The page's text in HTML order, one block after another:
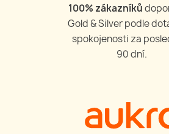
100% zákazníků
Gold & Silver podle
spokojenosti za
90 dní.